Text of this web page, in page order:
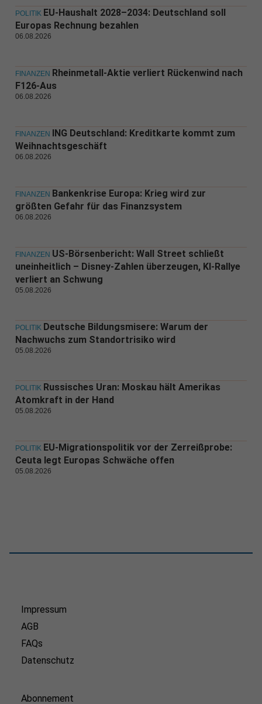
POLITIK EU-Haushalt 2028–2034: Deutschland soll
Europas Rechnung bezahlen
06.08.2026
FINANZEN Rheinmetall-Aktie verliert Rückenwind nach
F126-Aus
06.08.2026
FINANZEN
ING Deutschland: Kreditkarte kommt zum
Weihnachtsgeschäft
06.08.2026
FINANZEN Bankenkrise Europa: Krieg wird zur
größten Gefahr für das Finanzsystem
06.08.2026
FINANZEN US-Börsenbericht: Wall Street schließt
uneinheitlich – Disney-Zahlen überzeugen, KI-Rallye
verliert an Schwung
05.08.2026
POLITIK Deutsche Bildungsmisere: Warum der
Nachwuchs zum Standortrisiko wird
05.08.2026
POLITIK Russisches Uran: Moskau hält Amerikas
Atomkraft in der Hand
05.08.2026
POLITIK EU-Migrationspolitik vor der Zerreißprobe:
Ceuta legt Europas Schwäche offen
05.08.2026
Impressum
AGB
FAQs
Datenschutz
Abonnement